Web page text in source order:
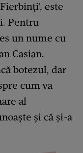
este
Pentru
un nume cu
Casian.
botezul, dar
cum va
al
și că și-a